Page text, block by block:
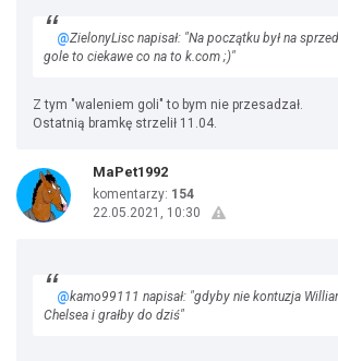
@ZielonyLisc napisał: "Na początku był na
gole to ciekawe co na to k.com ;)"
Z tym "waleniem goli" to bym nie przesadzał.
Ostatnią bramkę strzelił 11.04.
MaPet1992
komentarzy: 154
22.05.2021, 10:30
@kamo99111 napisał: "gdyby nie kontuzja
Chelsea i grałby do dziś"